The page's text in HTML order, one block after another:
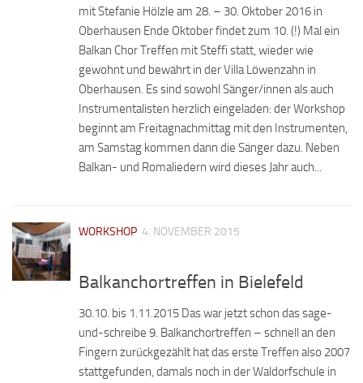
mit Stefanie Hölzle am 28. – 30. Oktober 2016 in
Oberhausen Ende Oktober findet zum 10. (!) Mal ein
Balkan Chor Treffen mit Steffi statt, wieder wie
gewohnt und bewährt in der Villa Löwenzahn in
Oberhausen. Es sind sowohl Sänger/innen als auch
Instrumentalisten herzlich eingeladen: der Workshop
beginnt am Freitagnachmittag mit den Instrumenten,
am Samstag kommen dann die Sänger dazu. Neben
Balkan- und Romaliedern wird dieses Jahr auch...
WORKSHOP 4. NOVEMBER 2015
Balkanchortreffen in Bielefeld
30.10. bis 1.11.2015 Das war jetzt schon das sage-
und-schreibe 9. Balkanchortreffen – schnell an den
Fingern zurückgezählt hat das erste Treffen also 2007
stattgefunden, damals noch in der Waldorfschule in